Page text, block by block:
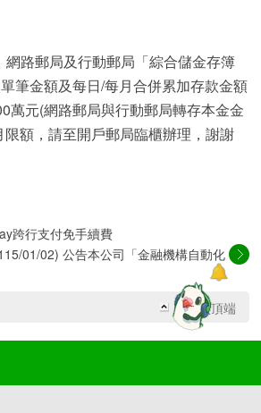
網路郵局及行動郵局「綜合儲金存簿
筆金額及每日/每月合併累加存款金額
萬元(網路郵局與行動郵局轉存本金金
額，請至開戶郵局臨櫃辦理，謝謝
跨行支付免手續費
01/02) 公告本公司「金融機構自動化
服...
回網頁頂端